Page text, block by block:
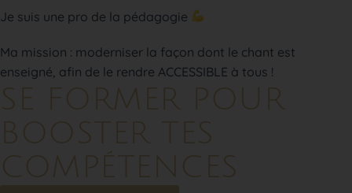
Je suis une pro de la pédagogie
Ma mission : moderniser la façon dont le chant est
enseigné, afin de le rendre ACCESSIBLE à tous !